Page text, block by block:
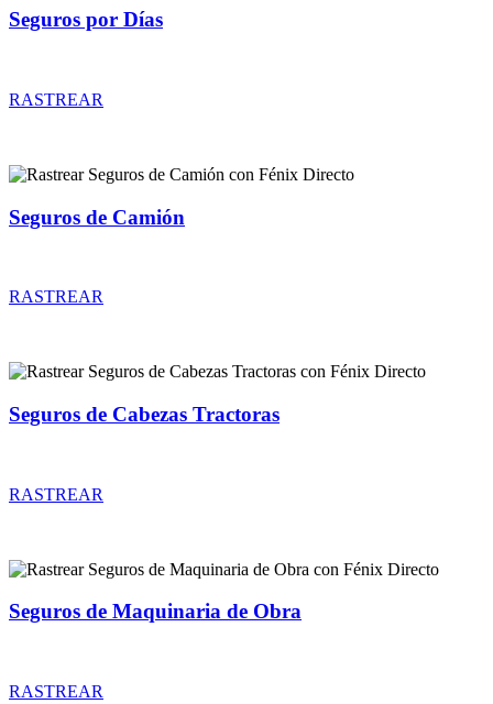
Seguros por Días
RASTREAR
Seguros de Camión
RASTREAR
Seguros de Cabezas Tractoras
RASTREAR
Seguros de Maquinaria de Obra
RASTREAR